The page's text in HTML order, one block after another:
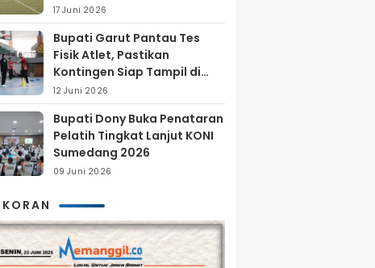
17 Juni 2026
Bupati Garut Pantau Tes
Fisik Atlet, Pastikan
Kontingen Siap Tampil di
Porprov 2026
12 Juni 2026
Bupati Dony Buka Penataran
Pelatih Tingkat Lanjut KONI
Sumedang 2026
09 Juni 2026